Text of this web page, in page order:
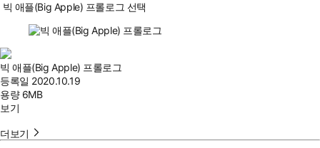
빅 애플(Big Apple) 프롤로그 선택
빅 애플(Big Apple) 프롤로그
등록일 2020.10.19
용량 6MB
보기
더보기